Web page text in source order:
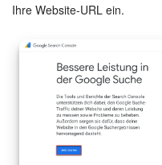
Bestandsverwaltung
Mitarbeiter-Widget
Marketing
Ihre Website-URL ein.